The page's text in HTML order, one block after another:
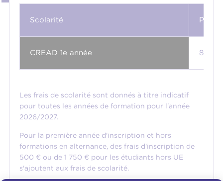
Scolarité Prix
CREAD 1e année 8
Les frais de scolarité sont donnés à titre indicatif
pour toutes les années de formation pour l'année
2026/2027.
Pour la première année d'inscription et hors
formations en alternance, des frais d'inscription de
500 € ou de 1 750 € pour les étudiants hors UE
s'ajoutent aux frais de scolarité.